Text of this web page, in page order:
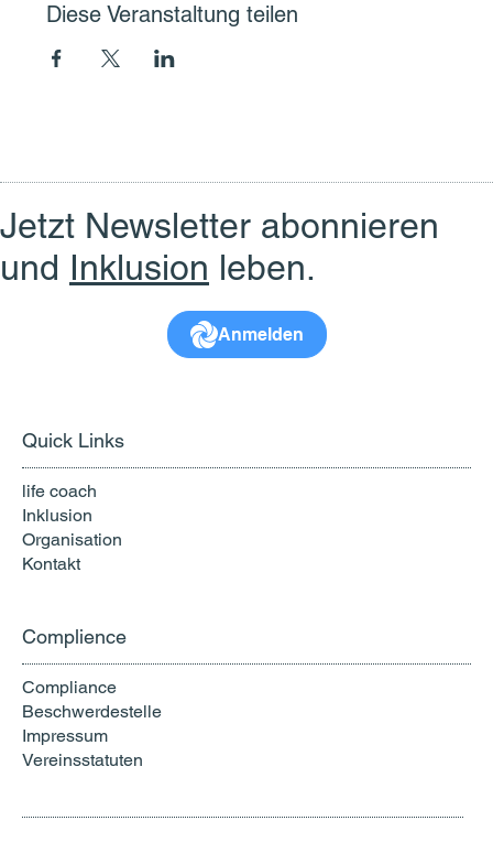
Diese Veranstaltung teilen
Jetzt Newsletter abonnieren
und Inklusion leben.
Anmelden
Quick Links
life coach
Inklusion
Organisation
Kontakt
Complience
Compliance
Beschwerdestelle
Impressum
Vereinsstatuten